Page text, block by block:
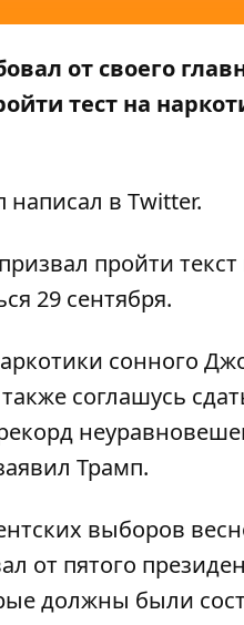
от своего
тест на
написал в Twitter.
пройти
29 сентября.
сонного
соглашусь
Трамп.
выборов
от пятого
должны были